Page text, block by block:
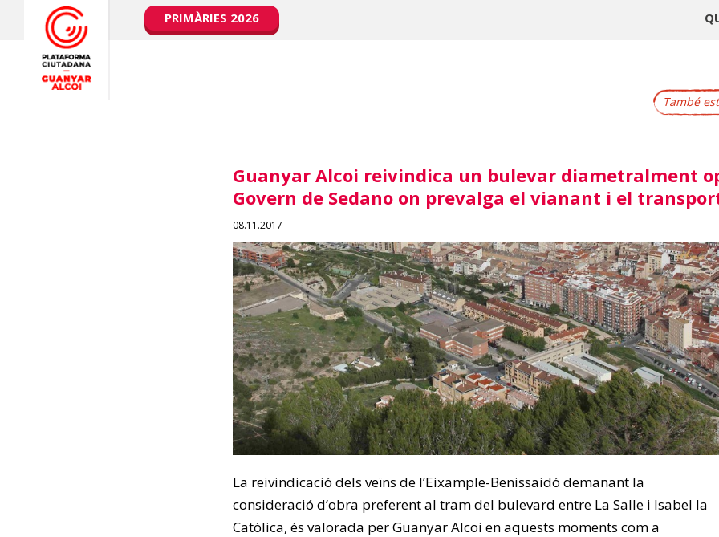
PRIMÀRIES 2026
També
Guanyar Alcoi reivindica un bulevar diametralment
Govern de Sedano on prevalga el vianant i el
08.11.2017
La reivindicació dels veïns de l’Eixample-Benissaidó demanant la
consideració d’obra preferent al tram del bulevard entre La Salle i Isabel la
Catòlica, és valorada per Guanyar Alcoi en aquests moments com a